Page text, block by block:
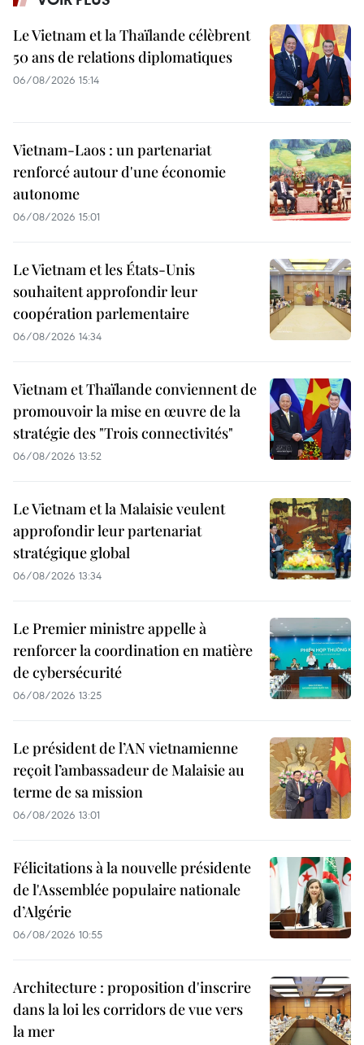
Le Vietnam et la Thaïlande célèbrent
50 ans de relations diplomatiques
06/08/2026 15:14
Vietnam-Laos : un partenariat
renforcé autour d'une économie
autonome
06/08/2026 15:01
Le Vietnam et les États-Unis
souhaitent approfondir leur
coopération parlementaire
06/08/2026 14:34
Vietnam et Thaïlande conviennent de
promouvoir la mise en œuvre de la
stratégie des "Trois connectivités"
06/08/2026 13:52
Le Vietnam et la Malaisie veulent
approfondir leur partenariat
stratégique global
06/08/2026 13:34
Le Premier ministre appelle à
renforcer la coordination en matière
de cybersécurité
06/08/2026 13:25
Le président de l’AN vietnamienne
reçoit l’ambassadeur de Malaisie au
terme de sa mission
06/08/2026 13:01
Félicitations à la nouvelle présidente
de l'Assemblée populaire nationale
d’Algérie
06/08/2026 10:55
Architecture : proposition d'inscrire
dans la loi les corridors de vue vers
la mer